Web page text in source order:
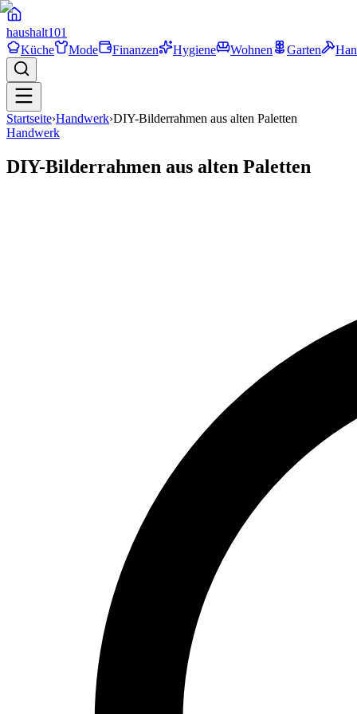
haushalt101
Küche
Mode Finanzen Hygiene Wohnen Garten
Startseite›Handwerk›DIY-Bilderrahmen aus alten Paletten
Handwerk
DIY-Bilderrahmen aus alten Paletten